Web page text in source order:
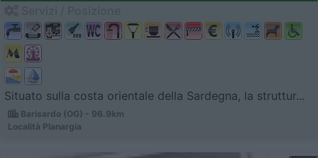
Situato sulla costa orientale della Sardegna, la struttur...
Barisardo (OG) - 96.9km
Località Planargia